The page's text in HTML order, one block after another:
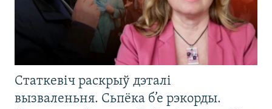
Статкевіч раскрыў дэталі
вызваленьня. Сьпёка б’е рэкорды.